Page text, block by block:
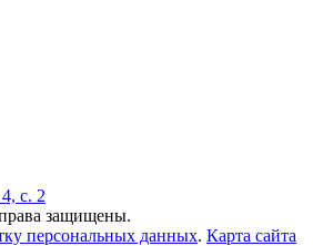
с. 2
защищены.
персональных данных. Карта сайта